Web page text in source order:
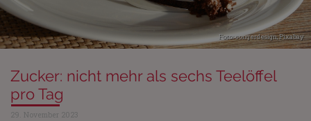
Foto: congerdesign,Pixabay
Zucker: nicht mehr als sechs Teelöffel
pro Tag
29. November 2023